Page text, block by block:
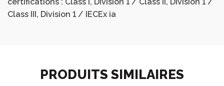
Class III, Division 1 / IECEx ia
PRODUITS SIMILAIRES